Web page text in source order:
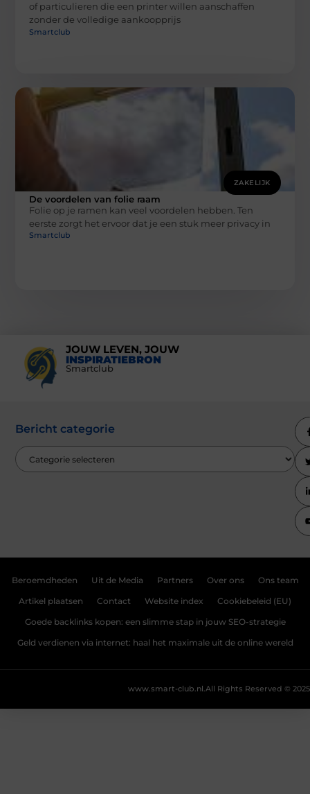
of particulieren die een printer willen aanschaffen
zonder de volledige aankoopprijs
Smartclub
ZAKELIJK
De voordelen van folie raam
Folie op je ramen kan veel voordelen hebben. Ten
eerste zorgt het ervoor dat je een stuk meer privacy in
Smartclub
JOUW LEVEN, JOUW
INSPIRATIEBRON
Smartclub
Bericht categorie
Beroemdheden Uit de Media Partners Over ons Ons team
Artikel plaatsen Contact Website index Cookiebeleid (EU)
Goede backlinks kopen: een slimme stap in jouw SEO-strategie
Geld verdienen via internet: haal het maximale uit de online wereld
All Rights Reserved © 2025
www.smart-club.nl.